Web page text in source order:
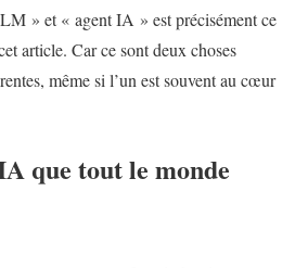
» et « agent IA » est précisément ce
article. Car ce sont deux choses
même si l’un est souvent au cœur
que tout le monde